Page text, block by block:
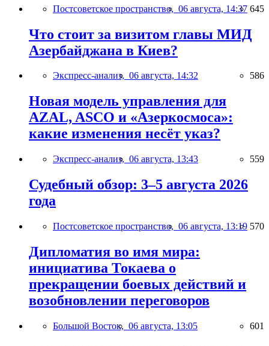
Постсоветское пространство, 06 августа, 14:37 645
Что стоит за визитом главы МИД
Азербайджана в Киев?
Экспресс-анализ, 06 августа, 14:32 586
Новая модель управления для
AZAL, ASCO и «Азеркосмоса»:
какие изменения несёт указ?
Экспресс-анализ, 06 августа, 13:43 559
Судебный обзор: 3–5 августа 2026
года
Постсоветское пространство, 06 августа, 13:19 570
Дипломатия во имя мира:
инициатива Токаева о
прекращении боевых действий и
возобновлении переговоров
Большой Восток, 06 августа, 13:05 601